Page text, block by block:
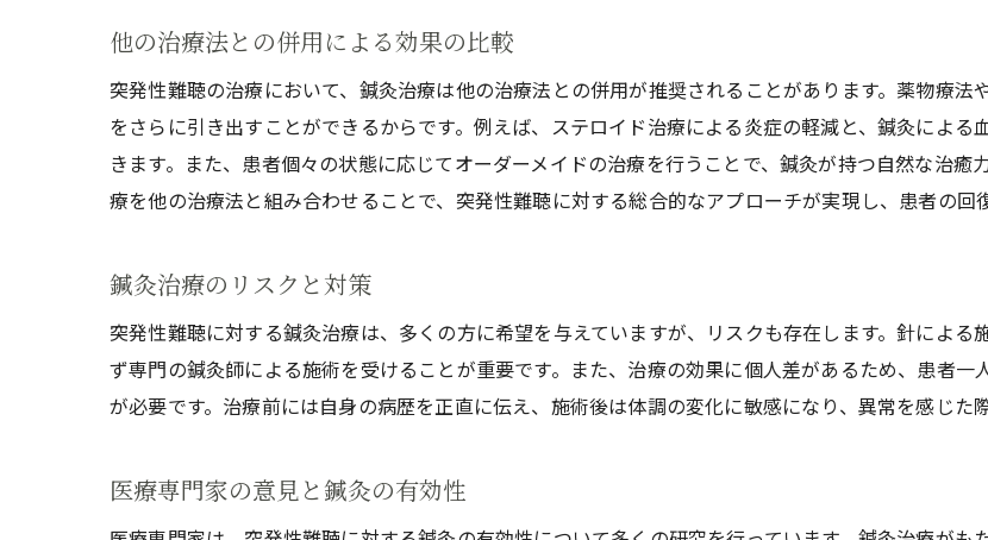
他の治療法との併用による効果の比較
突発性難聴の治療において、鍼灸治療は他の治療法との併用が推奨されることがあります。薬物療
をさらに引き出すことができるからです。例えば、ステロイド治療による炎症の軽減と、鍼灸によ
きます。また、患者個々の状態に応じてオーダーメイドの治療を行うことで、鍼灸が持つ自然な治
療を他の治療法と組み合わせることで、突発性難聴に対する総合的なアプローチが実現し、患者の回
鍼灸治療のリスクと対策
突発性難聴に対する鍼灸治療は、多くの方に希望を与えていますが、リスクも存在します。針によ
ず専門の鍼灸師による施術を受けることが重要です。また、治療の効果に個人差があるため、患者
が必要です。治療前には自身の病歴を正直に伝え、施術後は体調の変化に敏感になり、異常を感じた
医療専門家の意見と鍼灸の有効性